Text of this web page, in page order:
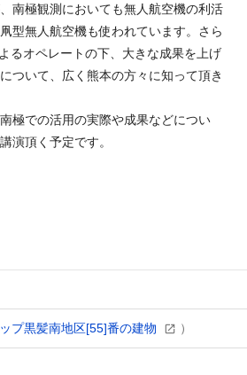
南極観測においても無人航空機の利活
型無人航空機も使われています。さら
るオペレートの下、大きな成果を上げ
ついて、広く熊本の方々に知って頂き
極での活用の実際や成果などについ
演頂く予定です。
プ黒髪南地区[55]番の建物 ）